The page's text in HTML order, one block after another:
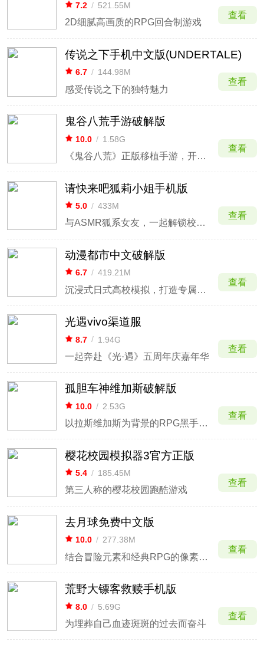
7.2 / 521.55M
2D细腻高画质的RPG回合制游戏
查看
传说之下手机中文版(UNDERTALE)
6.7 / 144.98M
感受传说之下的独特魅力
查看
鬼谷八荒手游破解版
10.0 / 1.58G
《鬼谷八荒》正版移植手游，开放沙盒修仙
查看
请快来吧狐莉小姐手机版
5.0 / 433M
与ASMR狐系女友，一起解锁校园秘闻
查看
动漫都市中文破解版
6.7 / 419.21M
沉浸式日式高校模拟，打造专属校园日常
查看
光遇vivo渠道服
8.7 / 1.94G
一起奔赴《光·遇》五周年庆嘉年华
查看
孤胆车神维加斯破解版
10.0 / 2.53G
以拉斯维加斯为背景的RPG黑手党和犯罪在线游戏
查看
樱花校园模拟器3官方正版
5.4 / 185.45M
第三人称的樱花校园跑酷游戏
查看
去月球免费中文版
10.0 / 277.38M
结合冒险元素和经典RPG的像素画微型游戏
查看
荒野大镖客救赎手机版
8.0 / 5.69G
为埋葬自己血迹斑斑的过去而奋斗
查看